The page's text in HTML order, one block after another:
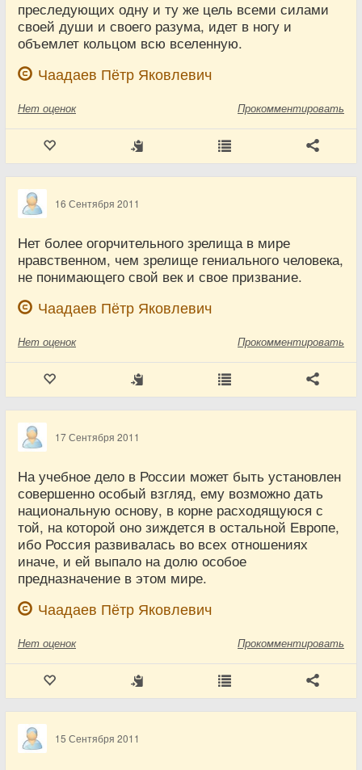
преследующих одну и ту же цель всеми силами
своей души и своего разума, идет в ногу и
объемлет кольцом всю вселенную.
Чаадаев Пётр Яковлевич
Нет оценок Прокомментировать
16 Сентября 2011
Нет более огорчительного зрелища в мире
нравственном, чем зрелище гениального человека,
не понимающего свой век и свое призвание.
Чаадаев Пётр Яковлевич
Нет оценок Прокомментировать
17 Сентября 2011
На учебное дело в России может быть установлен
совершенно особый взгляд, ему возможно дать
национальную основу, в корне расходящуюся с
той, на которой оно зиждется в остальной Европе,
ибо Россия развивалась во всех отношениях
иначе, и ей выпало на долю особое
предназначение в этом мире.
Чаадаев Пётр Яковлевич
Нет оценок Прокомментировать
15 Сентября 2011